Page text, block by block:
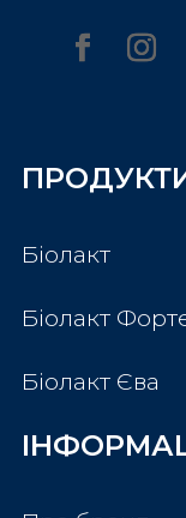
Біолакт
Біолакт
Біолакт Єва